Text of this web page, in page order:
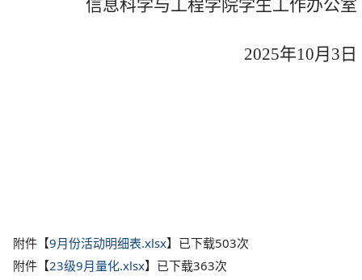
信息科学与工程学院学生工作办公室
2025年10月3日
附件【9月份活动明细表.xlsx】已下载503次
附件【23级9月量化.xlsx】已下载363次